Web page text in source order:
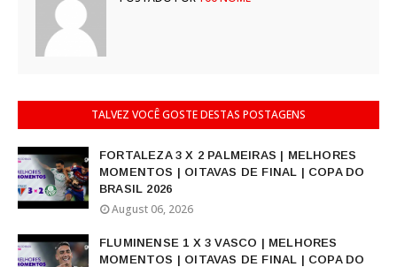
TALVEZ VOCÊ GOSTE DESTAS POSTAGENS
FORTALEZA 3 X 2 PALMEIRAS | MELHORES
MOMENTOS | OITAVAS DE FINAL | COPA DO
BRASIL 2026
August 06, 2026
FLUMINENSE 1 X 3 VASCO | MELHORES
MOMENTOS | OITAVAS DE FINAL | COPA DO